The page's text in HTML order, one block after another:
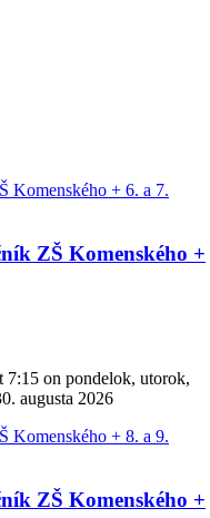
ZŠ Komenského +
7:15 on pondelok, utorok,
augusta 2026
ZŠ Komenského +